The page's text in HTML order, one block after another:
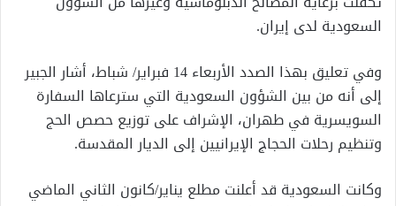
السعودية لدى إيران.
وفي تعليق بهذا الصدد الأربعاء 14 فبراير/ شباط، أشار الجبير
إلى أنه من بين الشؤون السعودية التي سترعاها السفارة
السويسرية في طهران، الإشراف على توزيع حصص الحج
وتنظيم رحلات الحجاج الإيرانيين إلى الديار المقدسة.
وكانت السعودية قد أعلنت مطلع يناير/كانون الثاني الماضي